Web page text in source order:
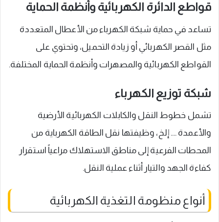
قواطع الدائرة الكهربائية وأنظمة الحماية
تساعد في حماية شبكة الكهرباء من الأعطال المتعددة
مثل القصر الكهربائي أو زيادة التحميل، وتحتوي على
القواطع الكهربائية والمصهرات وأنظمة الحماية المختلفة.
شبكة توزيع الكهرباء
تشمل خطوط النقل والكابلات الكهربائية الأرضية
والأعمدة …. إلخ، وظيفتها نقل الطاقة الكهرباية من
المحطات الفرعية إلى مناطق الاستهلاك مراعياً استقرار
كفاءة الجهد والتيار أثناء عملية النقل.
أنواع منظومة التغذية الكهربائية